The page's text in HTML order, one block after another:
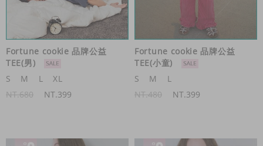
Fortune cookie 品牌公益
TEE(男)
S
M L
XL
NT.680
NT.399
Fortune cookie 品牌公益
TEE(小童)
S
M
L
NT.480
NT.399